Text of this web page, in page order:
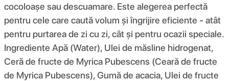
cocoloașe sau descuamare. Este alegerea perfectă
pentru cele care caută volum și îngrijire eficiente - atât
pentru purtarea de zi cu zi, cât și pentru ocazii speciale.
Ingrediente Apă (Water), Ulei de măsline hidrogenat,
Ceră de fructe de Myrica Pubescens (Ceară de fructe
de Myrica Pubescens), Gumă de acacia, Ulei de fructe